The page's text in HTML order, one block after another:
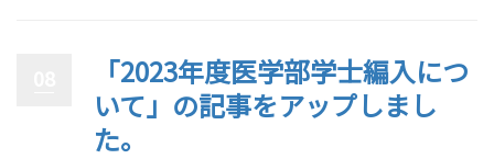
「2023年度医学部学士編入につ
いて」の記事をアップしまし
た。